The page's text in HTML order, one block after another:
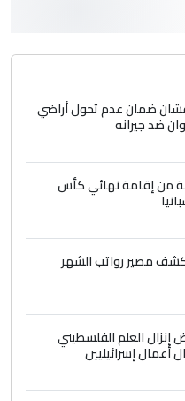
ومن اصول عريقة
صدام حسين سل
ماما يسقط
ومن اصول عريقة
صدام حسين سل
5
كلام
الحقيقي للإنسان
ضمان عدم تحول أراضي
ضد جيرانه
من إقامة نهائي كأس
مصير رواتب الشهر
العلم الفلسطيني
أعمال إسرائيليين